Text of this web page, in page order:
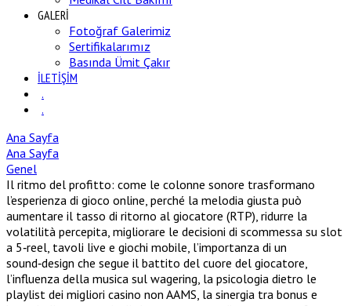
GALERİ
Fotoğraf Galerimiz
Sertifikalarımız
Basında Ümit Çakır
İLETİŞİM
.
.
Ana Sayfa
Ana Sayfa
Genel
Il ritmo del profitto: come le colonne sonore trasformano
l’esperienza di gioco online, perché la melodia giusta può
aumentare il tasso di ritorno al giocatore (RTP), ridurre la
volatilità percepita, migliorare le decisioni di scommessa su slot
a 5‑reel, tavoli live e giochi mobile, l’importanza di un
sound‑design che segue il battito del cuore del giocatore,
l’influenza della musica sul wagering, la psicologia dietro le
playlist dei migliori casino non AAMS, la sinergia tra bonus e